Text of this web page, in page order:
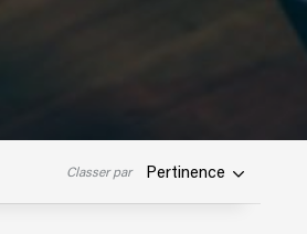
Classer par Pertinence